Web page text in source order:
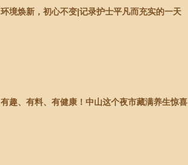
环境焕新，初心不变|记录护士平凡而充实的一天
有趣、有料、有健康！中山这个夜市藏满养生惊喜